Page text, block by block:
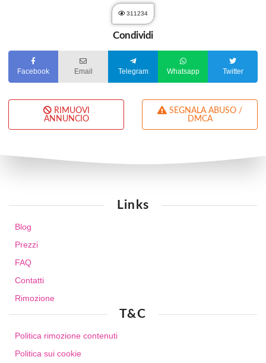
311234
Condividi
Facebook Email Telegram Whatsapp Twitter
RIMUOVI
ANNUNCIO
DMCA
Links
Blog
Prezzi
FAQ
Contatti
Rimozione
T&C
Politica rimozione contenuti
Politica sui cookie